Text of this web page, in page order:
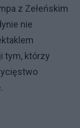
z Zełeńskim
nie
tym, którzy